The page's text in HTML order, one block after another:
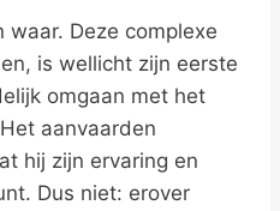
waar. Deze complexe
is wellicht zijn eerste
omgaan met het
aanvaarden
hij zijn ervaring en
Dus niet: erover